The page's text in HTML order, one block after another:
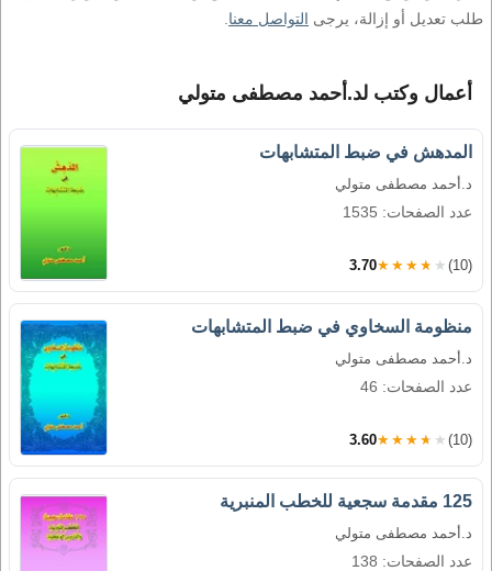
طلب تعديل أو إزالة، يرجى التواصل معنا
أعمال وكتب لد.أحمد مصطفى متولي
المدهش في ضبط المتشابهات
د.أحمد مصطفى متولي
عدد الصفحات: 1535
3.70★★★★★ (10)
منظومة السخاوي في ضبط المتشابهات
د.أحمد مصطفى متولي
عدد الصفحات: 46
3.60★★★★★ (10)
125 مقدمة سجعية للخطب المنبرية
د.أحمد مصطفى متولي
عدد الصفحات: 138